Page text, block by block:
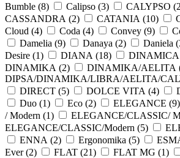
Bumble (8) Calipso (3) CALYPSO (2
CASSANDRA (2) CATANIA (10)
Cloud (4) Coda (4) Convey (9)
Damelia (9) Danaya (2) Daniela (
Desire (1) DIANA (18)
DINAMIKA (2) DINAMIKA/AELITA
DIPSA/DINAMIKA/LIBRA/AELITA/
DIRECT (5) DOLCE VITA (4)
Duo (1) Eco (2) ELEGANCE (9)
/ Modern (1) ELEGANCE/CLASSIC/
ELEGANCE/CLASSIC/Modern (5)
ENNA (2) Ergonomika (5)
Ever (2) FLAT (21) FLAT MG (1)